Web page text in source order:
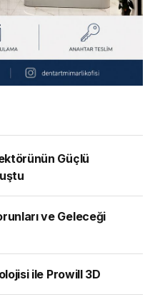
Güçlü
ve Geleceği
ile Prowill 3D